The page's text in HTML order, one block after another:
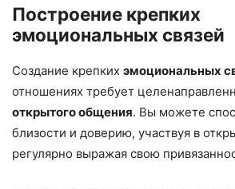
Построение крепких
эмоциональных связей
Создание крепких эмоциональных
отношениях требует
открытого общения. Вы можете
близости и доверию, участвуя в
регулярно выражая свою